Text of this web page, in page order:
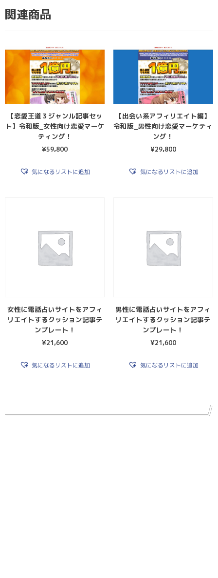
関連商品
【恋愛王道３ジャンル記事セッ
ト】令和版_女性向け恋愛マーケ
ティング！
¥59,800
気になるリストに追加
【出会い系アフィリエイト編】
令和版_男性向け恋愛マーケティ
ング！
¥29,800
気になるリストに追加
女性に電話占いサイトをアフィ
リエイトするクッション記事テ
ンプレート！
¥21,600
気になるリストに追加
男性に電話占いサイトをアフィ
リエイトするクッション記事テ
ンプレート！
¥21,600
気になるリストに追加